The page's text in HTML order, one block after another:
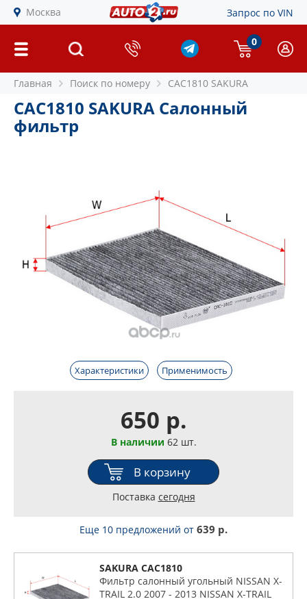
Москва Запрос по VIN
0
Главная Поиск по номеру CAC1810 SAKURA
CAC1810 SAKURA Салонный
фильтр
Характеристики Применимость
650 р.
В наличии 62 шт.
В корзину
Поставка сегодня
Еще 10 предложений от 639 р.
SAKURA CAC1810
Фильтр салонный угольный NISSAN X-
TRAIL 2.0 2007 - 2013 NISSAN X-TRAIL